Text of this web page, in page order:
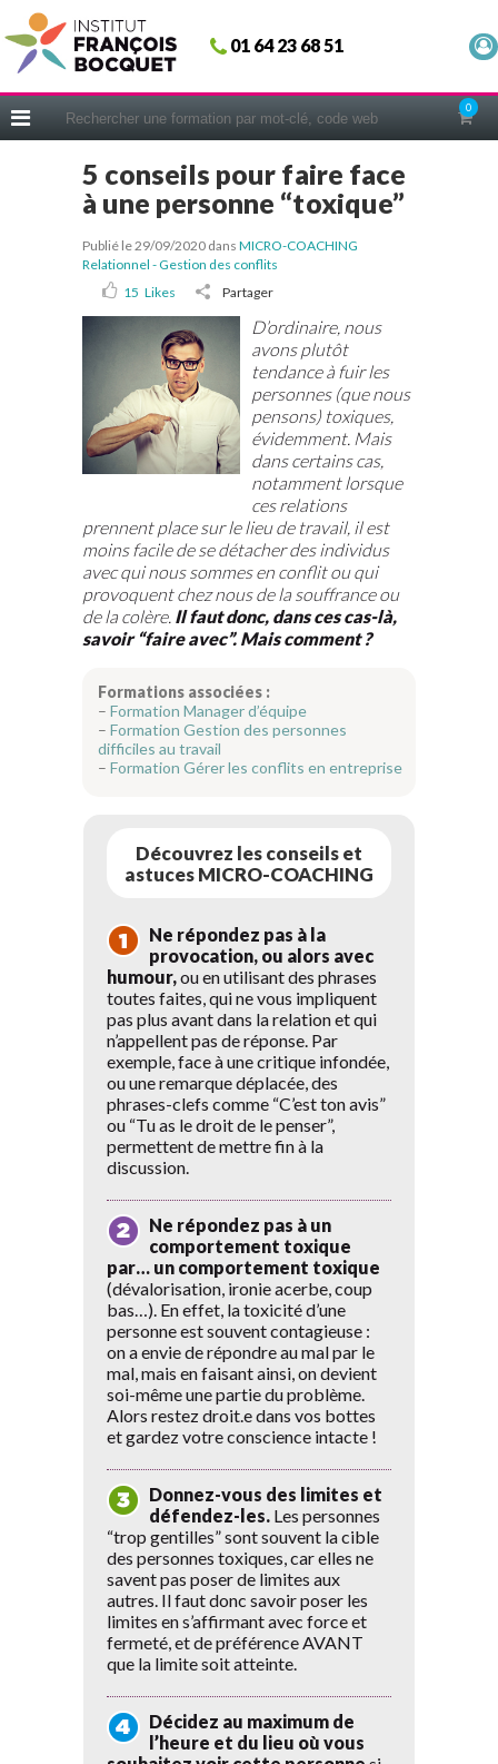
01 64 23 68 51
0
Fermer
ACCUEIL
CERIFICATIONS
INTRAS | SUR-MESURE
COACHING
EN PRATIQUE
NOUS CONNAÎTRE
CONSEILS MICRO-COACHING
QUESTIONNAIRE GRATUIT
5 conseils pour faire face
à une personne “toxique”
Publié le 29/09/2020 dans MICRO-COACHING
Relationnel - Gestion des conflits
15 Likes Partager
D’ordinaire, nous
avons plutôt
tendance à fuir les
personnes (que nous
pensons) toxiques,
évidemment. Mais
dans certains cas,
notamment lorsque
ces relations
prennent place sur le lieu de travail, il est
moins facile de se détacher des individus
avec qui nous sommes en conflit ou qui
provoquent chez nous de la souffrance ou
de la colère. Il faut donc, dans ces cas-là,
savoir “faire avec”. Mais comment ?
Formations associées :
– Formation Manager d’équipe
– Formation Gestion des personnes
difficiles au travail
– Formation Gérer les conflits en entreprise
Découvrez les conseils et
astuces MICRO-COACHING
Ne répondez pas à la
provocation, ou alors avec
humour,ou en utilisant des phrases
toutes faites, qui ne vous impliquent
pas plus avant dans la relation et qui
n’appellent pas de réponse. Par
exemple, face à une critique infondée,
ou une remarque déplacée, des
phrases-clefs comme “C’est ton avis”
ou “Tu as le droit de le penser”,
permettent de mettre fin à la
discussion.
Ne répondez pas à un
comportement toxique
par… un comportement toxique
(dévalorisation, ironie acerbe, coup
bas…). En effet, la toxicité d’une
personne est souvent contagieuse :
on a envie de répondre au mal par le
mal, mais en faisant ainsi, on devient
soi-même une partie du problème.
Alors restez droit.e dans vos bottes
et gardez votre conscience intacte !
Donnez-vous des limites et
défendez-les. Les personnes
“trop gentilles” sont souvent la cible
des personnes toxiques, car elles ne
savent pas poser de limites aux
autres. Il faut donc savoir poser les
limites en s’affirmant avec force et
fermeté, et de préférence AVANT
que la limite soit atteinte.
Décidez au maximum de
l’heure et du lieu où vous